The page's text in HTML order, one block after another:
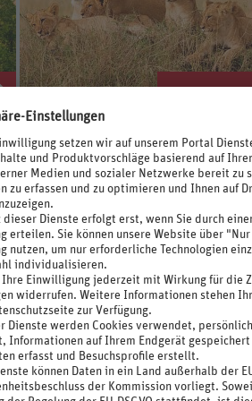
Südafrika - Mosambik - Simbabwe -
19 Nächte, Oktober - Dezember 2026
Doppelzimmer, Frühstück
inkl. Flug + Rail&Fly + Transfer
* unser ehemaliger Preis
Inklusive Vorteilskarte "Joker Card"